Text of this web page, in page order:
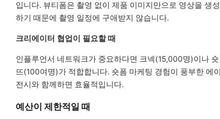
입니다. 뷰티폼은 촬영 없이 제품 이미지만으로 영상을 생성
하기 때문에 촬영 일정에 구애받지 않습니다.
크리에이터 협업이 필요할 때
인플루언서 네트워크가 중요하다면 크넥(15,000명)이나 숏
뜨(100여명)가 적합합니다. 숏폼 마케팅 경험이 풍부한 에
전시와 함께하면 효율적입니다.
예산이 제한적일 때